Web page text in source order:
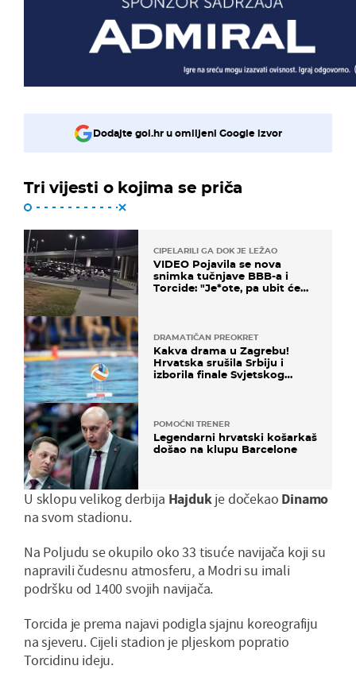
Dodajte gol.hr u omiljeni Google izvor
Tri vijesti o kojima se priča
CIPELARILI GA DOK JE LEŽAO
VIDEO Pojavila se nova
snimka tučnjave BBB-a i
Torcide: "Je*ote, pa ubit će
DRAMATIČAN PREOKRET
Kakva drama u Zagrebu!
Hrvatska srušila Srbiju i
izborila finale Svjetskog
POMOĆNI TRENER
Legendarni hrvatski košarkaš
došao na klupu Barcelone
U sklopu velikog derbija Hajdukje dočekao Dinamo
na svom stadionu.
Na Poljudu se okupilo oko 33 tisuće navijača koji su
napravili čudesnu atmosferu, a Modri su imali
podršku od 1400 svojih navijača.
Torcida je prema najavi podigla sjajnu koreografiju
na sjeveru. Cijeli stadion je pljeskom popratio
Torcidinu ideju.